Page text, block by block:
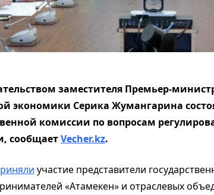
заместителя Премьер-
экономики Серика Жумангарина
комиссии по вопросам
сообщаетVecher.kz.
участие представители
«Атамекен» и отраслевых